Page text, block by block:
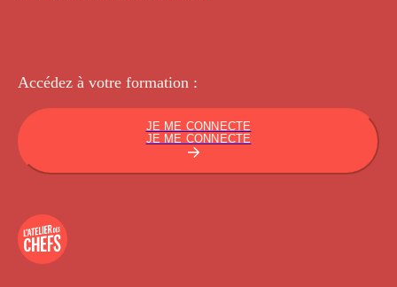
Accédez à votre formation :
JE ME CONNECTE
JE ME CONNECTE